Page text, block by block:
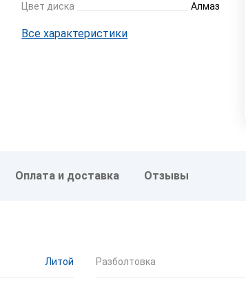
Цвет диска
Алмаз
Все характеристики
Оплата и доставка Отзывы
Литой Разболтовка